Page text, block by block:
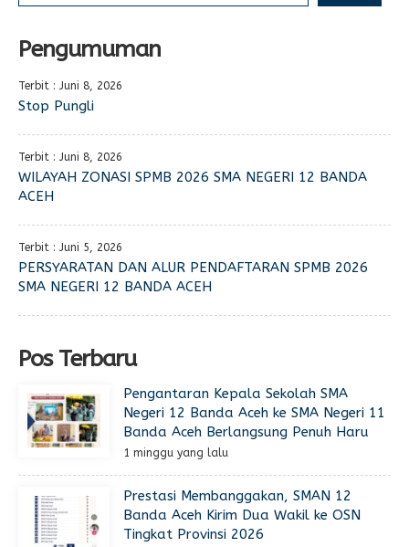
Pengumuman
Terbit : Juni 8, 2026
Stop Pungli
Terbit : Juni 8, 2026
WILAYAH ZONASI SPMB 2026 SMA NEGERI 12 BANDA
ACEH
Terbit : Juni 5, 2026
PERSYARATAN DAN ALUR PENDAFTARAN SPMB 2026
SMA NEGERI 12 BANDA ACEH
Pos Terbaru
Pengantaran Kepala Sekolah SMA
Negeri 12 Banda Aceh ke SMA Negeri 11
Banda Aceh Berlangsung Penuh Haru
1 minggu yang lalu
Prestasi Membanggakan, SMAN 12
Banda Aceh Kirim Dua Wakil ke OSN
Tingkat Provinsi 2026